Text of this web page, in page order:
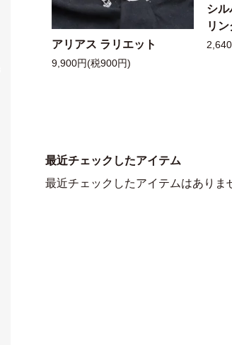
アリアス ラリエット
9,900円(税900円)
シル
リ
最近チェックしたアイテム
最近チェックしたアイテムはありま